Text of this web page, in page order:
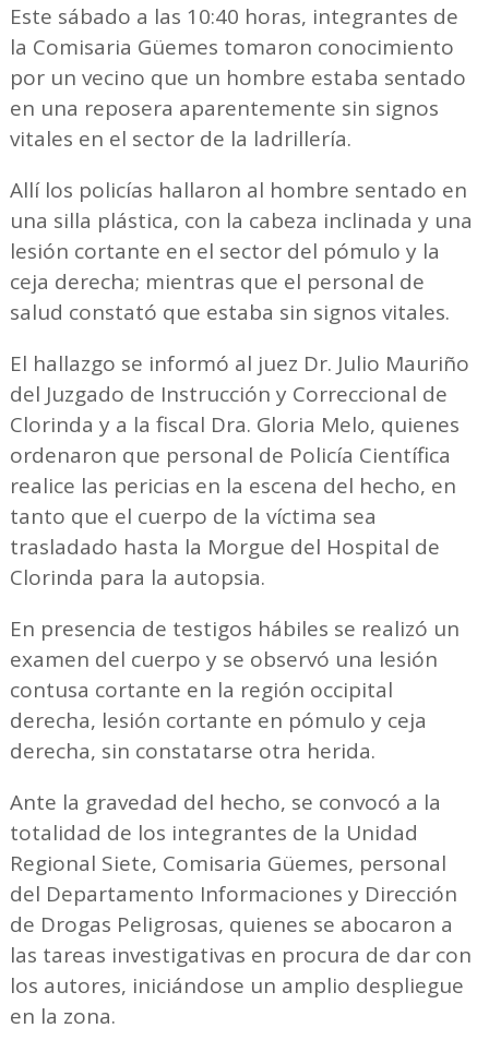
Este sábado a las 10:40 horas, integrantes de
la Comisaria Güemes tomaron conocimiento
por un vecino que un hombre estaba sentado
en una reposera aparentemente sin signos
vitales en el sector de la ladrillería.
Allí los policías hallaron al hombre sentado en
una silla plástica, con la cabeza inclinada y una
lesión cortante en el sector del pómulo y la
ceja derecha; mientras que el personal de
salud constató que estaba sin signos vitales.
El hallazgo se informó al juez Dr. Julio Mauriño
del Juzgado de Instrucción y Correccional de
Clorinda y a la fiscal Dra. Gloria Melo, quienes
ordenaron que personal de Policía Científica
realice las pericias en la escena del hecho, en
tanto que el cuerpo de la víctima sea
trasladado hasta la Morgue del Hospital de
Clorinda para la autopsia.
En presencia de testigos hábiles se realizó un
examen del cuerpo y se observó una lesión
contusa cortante en la región occipital
derecha, lesión cortante en pómulo y ceja
derecha, sin constatarse otra herida.
Ante la gravedad del hecho, se convocó a la
totalidad de los integrantes de la Unidad
Regional Siete, Comisaria Güemes, personal
del Departamento Informaciones y Dirección
de Drogas Peligrosas, quienes se abocaron a
las tareas investigativas en procura de dar con
los autores, iniciándose un amplio despliegue
en la zona.